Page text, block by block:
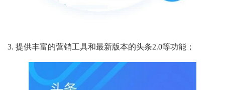
3. 提供丰富的营销工具和最新版本的头条2.0等功能；